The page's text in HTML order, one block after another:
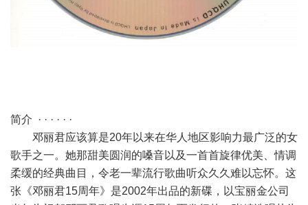
简介 · · · · · ·
邓丽君应该算是20年以来在华人地区影响力最广泛的女
歌手之一。她那甜美圆润的嗓音以及一首首旋律优美、情调
柔缓的经典曲目，令老一辈流行歌曲听众久久难以忘怀。这
张《邓丽君15周年》是2002年出品的新碟，以宝丽金公司